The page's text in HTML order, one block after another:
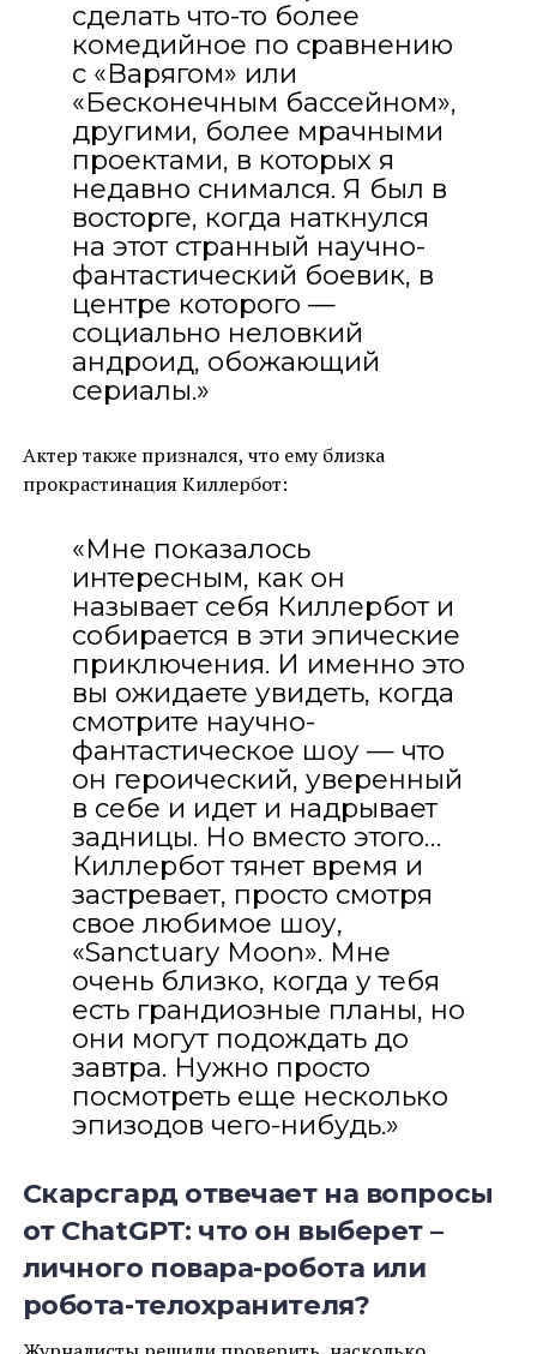
сделать что-то более
комедийное по сравнению
с «Варягом» или
«Бесконечным бассейном»,
другими, более мрачными
проектами, в которых я
недавно снимался. Я был в
восторге, когда наткнулся
на этот странный научно-
фантастический боевик, в
центре которого —
социально неловкий
андроид, обожающий
сериалы.»
Актер также признался, что ему близка
прокрастинация Киллербот:
«Мне показалось
интересным, как он
называет себя Киллербот и
собирается в эти эпические
приключения. И именно это
вы ожидаете увидеть, когда
смотрите научно-
фантастическое шоу — что
он героический, уверенный
в себе и идет и надрывает
задницы. Но вместо этого…
Киллербот тянет время и
застревает, просто смотря
свое любимое шоу,
«Sanctuary Moon». Мне
очень близко, когда у тебя
есть грандиозные планы, но
они могут подождать до
завтра. Нужно просто
посмотреть еще несколько
эпизодов чего-нибудь.»
Скарсгард отвечает на вопросы
от ChatGPT: что он выберет –
личного повара-робота или
робота-телохранителя?